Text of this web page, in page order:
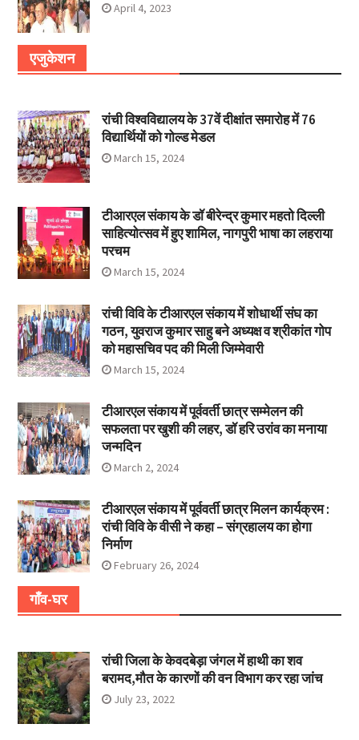
April 4, 2023
एजुकेशन
रांची विश्वविद्यालय के 37वें दीक्षांत समारोह में 76
विद्यार्थियों को गोल्ड मेडल
March 15, 2024
टीआरएल संकाय के डॉ बीरेन्द्र कुमार महतो दिल्ली
साहित्योत्सव में हुए शामिल, नागपुरी भाषा का लहराया
परचम
March 15, 2024
रांची विवि के टीआरएल संकाय में शोधार्थी संघ का
गठन, युवराज कुमार साहु बने अध्यक्ष व श्रीकांत गोप
को महासचिव पद की मिली जिम्मेवारी
March 15, 2024
टीआरएल संकाय में पूर्ववर्ती छात्र सम्मेलन की
सफलता पर खुशी की लहर, डॉ हरि उरांव का मनाया
जन्मदिन
March 2, 2024
टीआरएल संकाय में पूर्ववर्ती छात्र मिलन कार्यक्रम :
रांची विवि के वीसी ने कहा – संग्रहालय का होगा
निर्माण
February 26, 2024
गाँव-घर
रांची जिला के केवदबेड़ा जंगल में हाथी का शव
बरामद,मौत के कारणों की वन विभाग कर रहा जांच
July 23, 2022